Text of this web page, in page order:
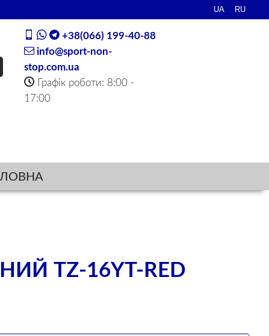
+38(066) 199-40-88
info@sport-non-
stop.com.ua
Графік роботи: 8:00 -
17:00
TZ-16YT-RED